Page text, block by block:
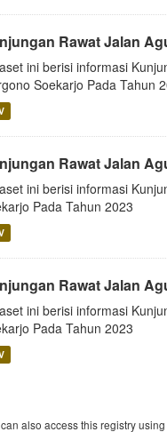
Rawat Jalan
ini berisi informasi
Soekarjo Pada Tahun
Rawat Jalan
ini berisi informasi
Pada Tahun 2023
Rawat Jalan
ini berisi informasi
Pada Tahun 2023
also access this registry using